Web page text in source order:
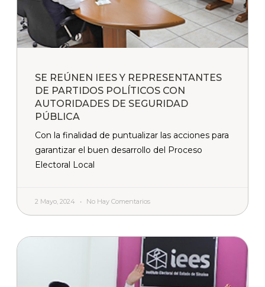
SE REÚNEN IEES Y REPRESENTANTES
DE PARTIDOS POLÍTICOS CON
AUTORIDADES DE SEGURIDAD
PÚBLICA
Con la finalidad de puntualizar las acciones para
garantizar el buen desarrollo del Proceso
Electoral Local
2 Mayo, 2024 No Hay Comentarios